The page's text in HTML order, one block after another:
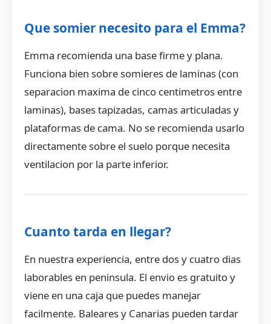
Que somier necesito para el Emma?
Emma recomienda una base firme y plana.
Funciona bien sobre somieres de laminas (con
separacion maxima de cinco centimetros entre
laminas), bases tapizadas, camas articuladas y
plataformas de cama. No se recomienda usarlo
directamente sobre el suelo porque necesita
ventilacion por la parte inferior.
Cuanto tarda en llegar?
En nuestra experiencia, entre dos y cuatro dias
laborables en peninsula. El envio es gratuito y
viene en una caja que puedes manejar
facilmente. Baleares y Canarias pueden tardar